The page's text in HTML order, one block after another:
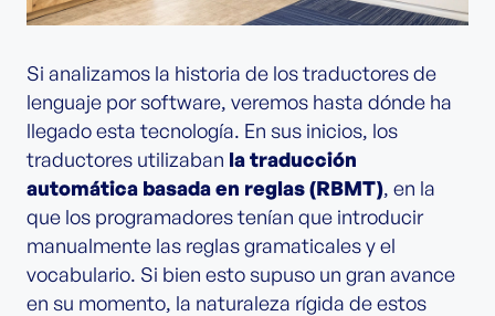
Si analizamos la historia de los traductores de
lenguaje por software, veremos hasta dónde ha
llegado esta tecnología. En sus inicios, los
traductores utilizaban la traducción
automática basada en reglas (RBMT), en la
que los programadores tenían que introducir
manualmente las reglas gramaticales y el
vocabulario. Si bien esto supuso un gran avance
en su momento, la naturaleza rígida de estos